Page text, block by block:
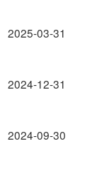
2025-03-31
2024-12-31
2024-09-30